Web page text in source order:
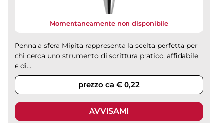
Momentaneamente non disponibile
Penna a sfera Mipita rappresenta la scelta perfetta per
chi cerca uno strumento di scrittura pratico, affidabile
e di...
prezzo da € 0,22
AVVISAMI